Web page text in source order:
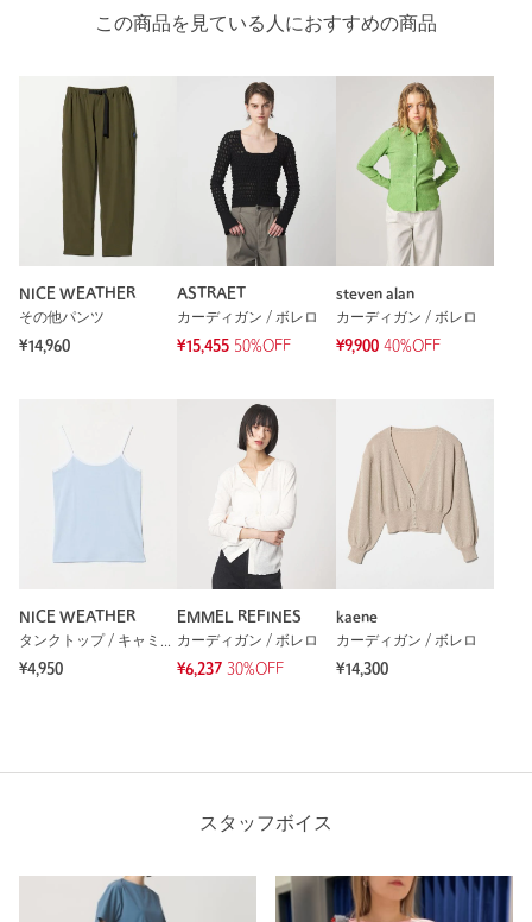
この商品を見ている人におすすめの商品
NICE WEATHER
その他パンツ
¥14,960
ASTRAET
カーディガン / ボレロ
¥15,455 50%OFF
steven alan
カーディガン / ボレロ
¥9,900 40%OFF
NICE WEATHER
タンクトップ / キャミソール
¥4,950
EMMEL REFINES
カーディガン / ボレロ
¥6,237 30%OFF
kaene
カーディガン / ボレロ
¥14,300
スタッフボイス